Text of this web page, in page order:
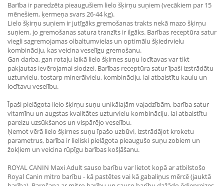
Barība ir paredzēta pieaugušiem lielo šķirņu suņiem (vecākiem par 15
mēnešiem, ķermeņa svars 26-44 kg).
Lielo šķirņu suņiem ir jutīgāks gremošanas trakts nekā mazo šķirņu
suņiem, jo gremošanas satura tranzīts ir ilgāks. Barības receptūra satur
viegli sagremojamas olbaltumvielas un optimālu šķiedrvielu
kombināciju, kas veicina veselīgu gremošanu.
Gan darba, gan rotaļu laikā lielo šķirnes suņu locītavas var tikt
pakļautas ievērojamai slodzei. Barības receptūra satur īpaši izstrādātu
uzturvielu, tostarp minerālvielu, kombināciju, lai atbalstītu kaulu un
locītavu veselību.
Īpaši pielāgota lielo šķirņu suņu unikālajām vajadzībām, barība satur
vitamīnu un augstas kvalitātes uzturvielu kombināciju, lai atbalstītu
pareizu uzsūkšanos un vispārējo veselību.
Ņemot vērā lielo šķirnes suņu īpašo uzbūvi, izstrādājot kroketu
parametrus, barība ir lieliski pielāgota pieaugušo suņu zobiem un
žokļiem un veicina rūpīgu barības košļāšanu.
ROYAL CANIN Maxi Adult sauso barību var lietot kopā ar atbilstošo
Royal Canin mitro barību - kā pastētes vai kā gabaliņus mērcē (jauktā